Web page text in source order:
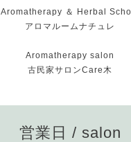
Aromatherapy ＆ Herbal
アロマルームナチュレ
Aromatherapy salon
古民家サロンCare木
営業日 / salon